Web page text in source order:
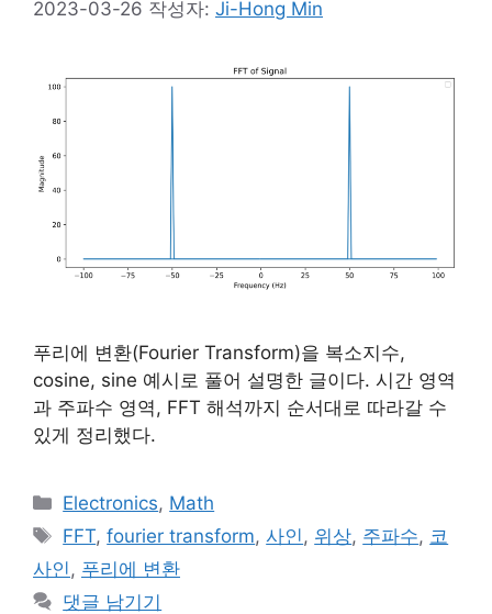
2023-03-26 작성자: Ji-Hong Min
푸리에 변환(Fourier Transform)을 복소지수,
cosine, sine 예시로 풀어 설명한 글이다. 시간 영역
과 주파수 영역, FFT 해석까지 순서대로 따라갈 수
있게 정리했다.
카
테
리
Electronics, Math
태
그
FFT,fourier transform,사인 , 위상, 주파수, 코
사인 , 푸리에 변환
댓글 남기기